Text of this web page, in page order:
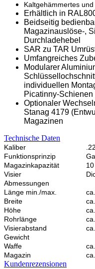
Kaltgehämmertes
Erhältlich in
Beidseitig
Magazinauslöse-,
Durchladehebel
SAR zu TAR
Umfangreiches
Modularer
individuellen
Picatinny-
Optionaler
Stanag 4179
Magazinen
Technische Daten
Kaliber
Funktionsprinzip
Magazinkapazität
Visier
Abmessungen
Länge min./max.
Breite
Höhe
Rohrlänge
Visierabstand
Gewicht
Waffe
Magazin
Kundenrezensionen